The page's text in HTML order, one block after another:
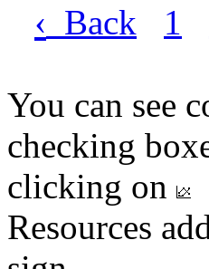
‹ Back 1
You can see
checking
clicking on
Resources